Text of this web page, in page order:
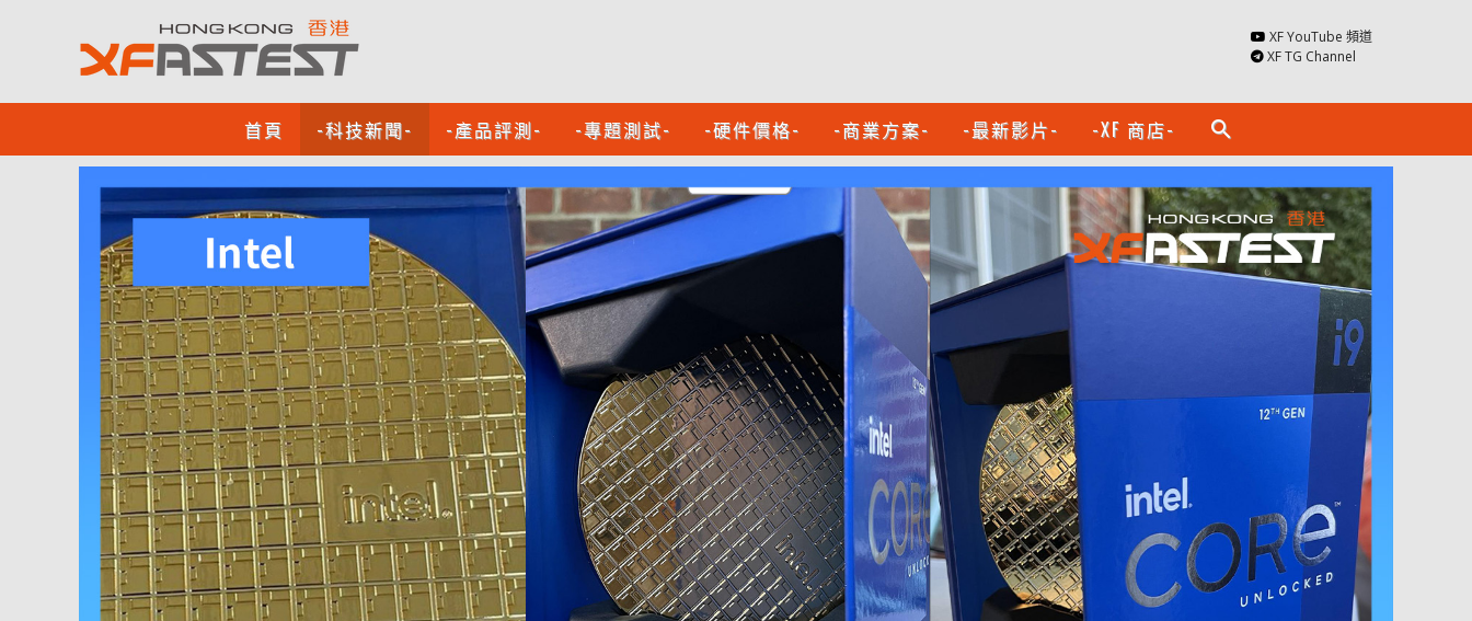
XF YouTube 頻道
XF TG Channel
首頁 -科技新聞- -產品評測- -專題測試- -硬件價格- -商業方案- -最新影片- -XF 商店- search